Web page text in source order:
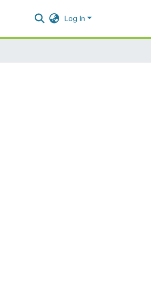
Log In